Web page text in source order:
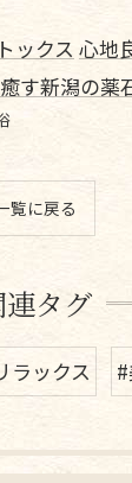
ックス 心地
す新潟の薬
覧に戻る
連タグ
ラックス